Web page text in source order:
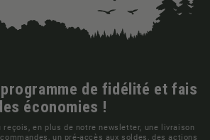
de fidélité et fais
économies !
reçois, en plus de notre newsletter, une livraison
un pré-accès aux soldes, des actions